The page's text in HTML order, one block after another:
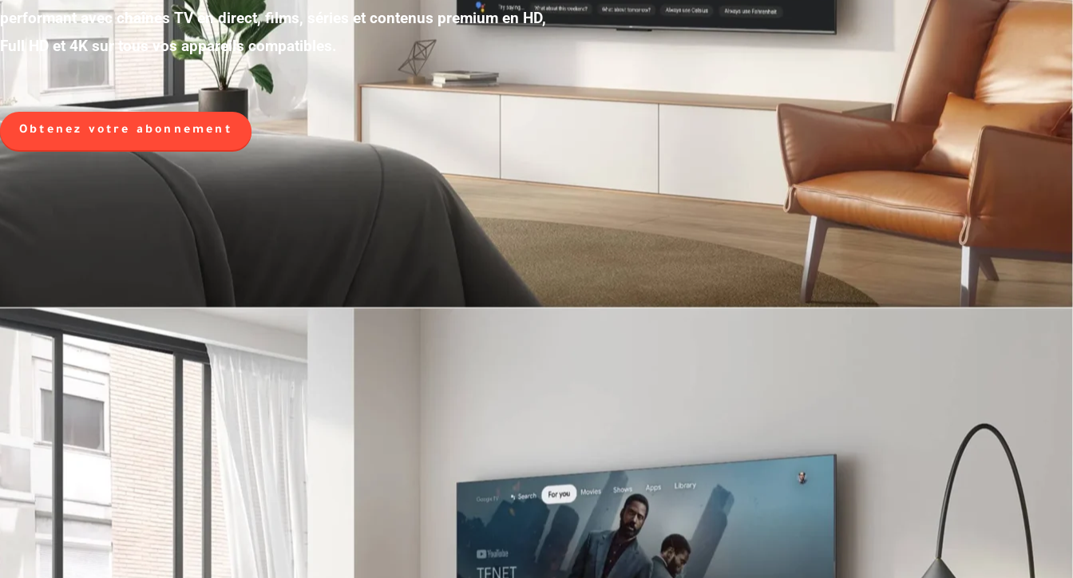
performant avec chaînes TV en direct, films, séries et contenus premium en HD,
Full HD et 4K sur tous vos appareils compatibles.
Obtenez votre abonnement